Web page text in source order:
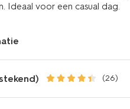
Ideaal voor een casual dag.
(26)